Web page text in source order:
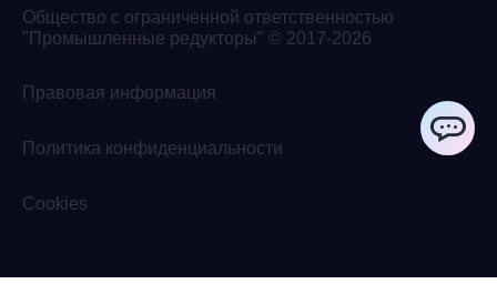
Общество с ограниченной ответственностью
"Промышленные редукторы" © 2017-2026
Правовая информация
Политика конфиденциальности
Cookies
ChatApp